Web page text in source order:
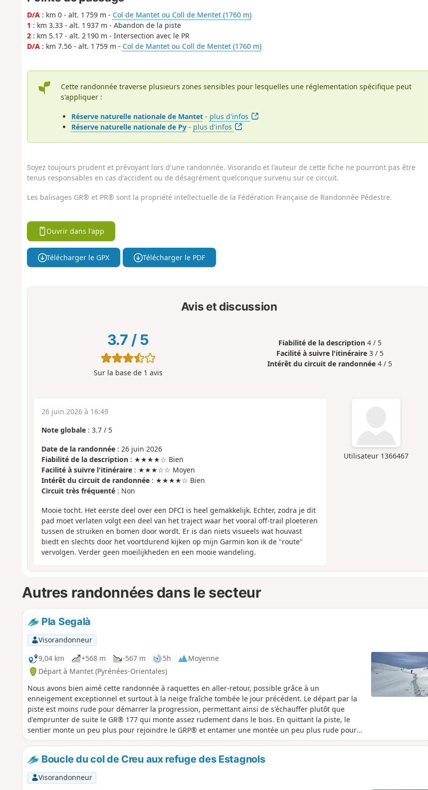
D/A: km 0 - alt. 1 759 m - Col de Mantet ou Coll de Mentet (1760 m)
1 : km 3.33 - alt. 1 937 m - Abandon de la piste
2: km 5.17 - alt. 2 190 m - Intersection avec le PR
D/A: km 7.56 - alt. 1 759 m - Col de Mantet ou Coll de Mentet (1760 m)
Cette randonnée traverse plusieurs zones sensibles pour lesquelles une réglementation spécifique peut
s'appliquer :
Réserve naturelle nationale de Mantet- plus d'infos
Réserve naturelle nationale de Py- plus d'infos
Soyez toujours prudent et prévoyant lors d'une randonnée. Visorando et l'auteur de cette fiche ne pourront pas être
tenus responsables en cas d'accident ou de désagrément quelconque survenu sur ce circuit.
Les balisages GR® et PR® sont la propriété intellectuelle de la Fédération Française de Randonnée Pédestre.
Ouvrir dans l'app
Télécharger le GPX Télécharger le PDF
Avis et discussion
3.7 / 5
Sur la base de 1 avis
Fiabilité de la description 4 / 5
Facilité à suivre l'itinéraire 3 / 5
Intérêt du circuit de randonnée 4 / 5
Utilisateur 1366467
26 juin 2026 à 16:49
Note globale: 3.7/ 5
Date de la randonnée: 26 juin 2026
Fiabilité de la description: ★★★★☆ Bien
Facilité à suivre l'itinéraire: ★★★☆☆ Moyen
Intérêt du circuit de randonnée: ★★★★☆ Bien
Circuit très fréquenté: Non
Mooie tocht. Het eerste deel over een DFCI is heel gemakkelijk. Echter, zodra je dit
pad moet verlaten volgt een deel van het traject waar het vooral off-trail ploeteren
tussen de struiken en bomen door wordt. Er is dan niets visueels wat houvast
biedt en slechts door het voortdurend kijken op mijn Garmin kon ik de "route"
vervolgen. Verder geen moeilijkheden en een mooie wandeling.
Autres randonnées dans le secteur
Pla Segalà
Visorandonneur
9,04 km
+568 m -567 m 5h
Moyenne
Départ à Mantet (Pyrénées-Orientales)
Nous avons bien aimé cette randonnée à raquettes en aller-retour, possible grâce à un
enneigement exceptionnel et surtout à la neige fraîche tombée le jour précédent. Le départ par la
piste est moins rude pour démarrer la progression, permettant ainsi de s'échauffer plutôt que
d'emprunter de suite le GR® 177 qui monte assez rudement dans le bois. En quittant la piste, le
sentier monte un peu plus pour rejoindre le GRP® et entamer une montée un peu plus rude pour
atteindre le Pla Segalà, objectif de la journée.
Boucle du col de Creu aux refuge des Estagnols
Visorandonneur